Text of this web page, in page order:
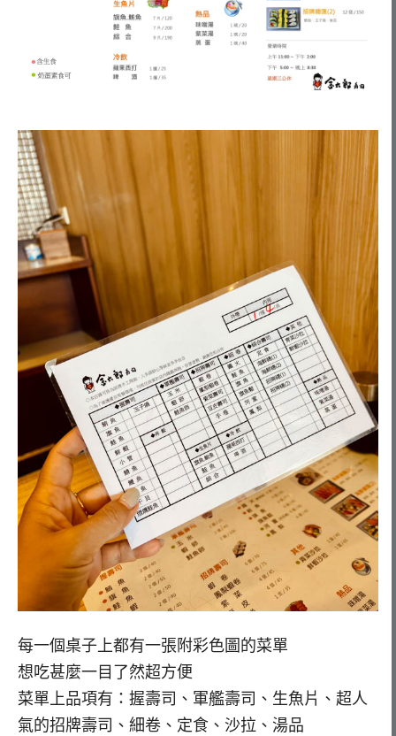
每一個桌子上都有一張附彩色圖的菜單
想吃甚麼一目了然超方便
菜單上品項有：握壽司、軍艦壽司、生魚片、超人
氣的招牌壽司、細卷、定食、沙拉、湯品